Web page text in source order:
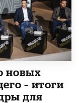
новых
– итоги
для